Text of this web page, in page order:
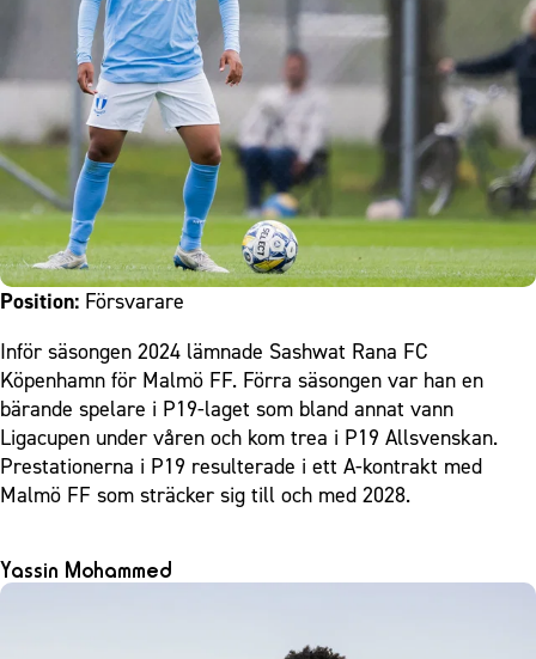
Position: Försvarare
Inför säsongen 2024 lämnade Sashwat Rana FC
Köpenhamn för Malmö FF. Förra säsongen var han en
bärande spelare i P19-laget som bland annat vann
Ligacupen under våren och kom trea i P19 Allsvenskan.
Prestationerna i P19 resulterade i ett A-kontrakt med
Malmö FF som sträcker sig till och med 2028.
Yassin Mohammed